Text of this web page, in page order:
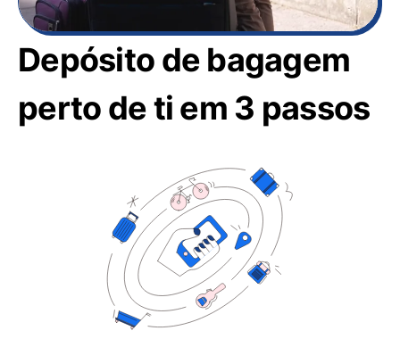
Depósito de bagagem
perto de ti em 3 passos